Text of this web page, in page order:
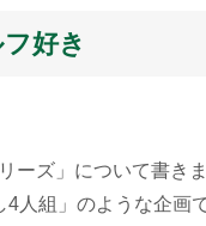
好き
ズ」について書き
人組」のような企画